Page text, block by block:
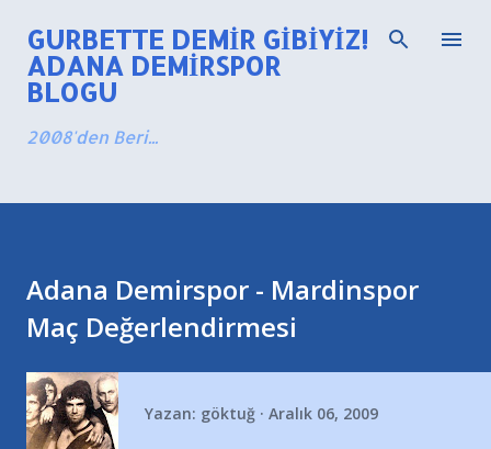
Ana içeriğe atla
GURBETTE DEMIR GIBIYIZ!
ADANA DEMIRSPOR
BLOGU
2008'den Beri...
Adana Demirspor - Mardinspor
Maç Değerlendirmesi
Yazan: göktuğ Aralık 06, 2009